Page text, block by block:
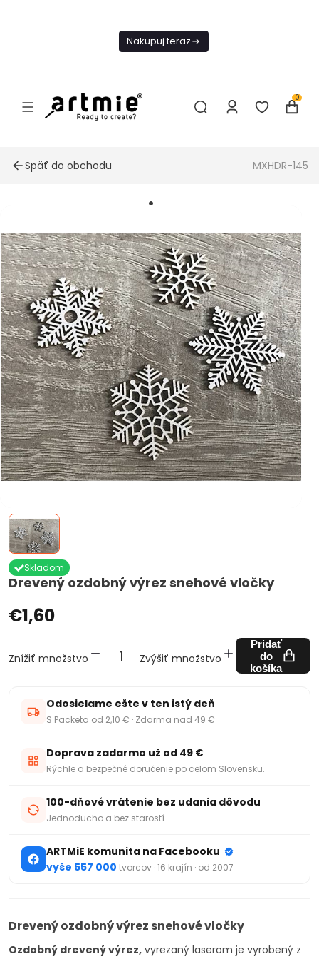
Nakupuj teraz
0
Späť do obchodu MXHDR-145
Drevený ozdobný výrez snehové vločky
Skladom
€1,60
Znížiť množstvo Zvýšiť množstvo
Pridať
do
košíka
Odosielame ešte v ten istý deň
S Packeta od 2,10 € · Zdarma nad 49 €
Doprava zadarmo už od 49 €
Rýchle a bezpečné doručenie po celom Slovensku.
100-dňové vrátenie bez udania dôvodu
Jednoducho a bez starostí
ARTMiE komunita na Facebooku
vyše 557 000 tvorcov · 16 krajín · od 2007
Drevený ozdobný výrez snehové vločky
Ozdobný drevený výrez, vyrezaný laserom je vyrobený z